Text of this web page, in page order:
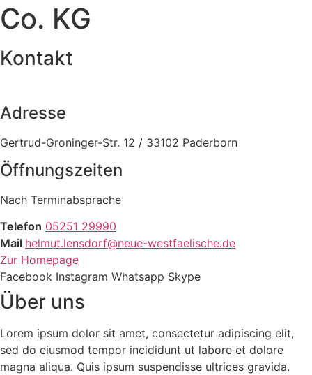
Co. KG
Kontakt
Adresse
Gertrud-Groninger-Str. 12 / 33102 Paderborn
Öffnungszeiten
Nach Terminabsprache
Telefon 05251 29990
Mail helmut.lensdorf@neue-westfaelische.de
Zur Homepage
Facebook Instagram Whatsapp Skype
Über uns
Lorem ipsum dolor sit amet, consectetur adipiscing elit,
sed do eiusmod tempor incididunt ut labore et dolore
magna aliqua. Quis ipsum suspendisse ultrices gravida.